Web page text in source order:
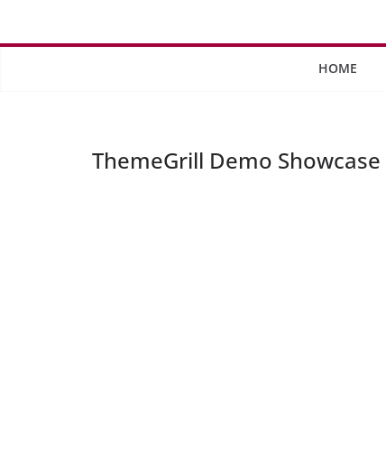
HOME
ThemeGrill Demo Showcase